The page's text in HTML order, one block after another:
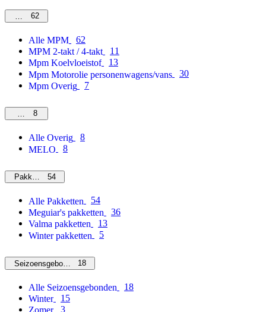
MPM62
Alle MPM
62
MPM 2-takt / 4-takt
11
Mpm Koelvloeistof
13
Mpm Motorolie personenwagens/vans
30
Mpm Overig
7
Overig
8
Alle Overig
8
MELO
8
Pakketten54
Alle Pakketten
54
Meguiar's pakketten
36
Valma pakketten
13
Winter pakketten
5
Seizoensgebonden18
Alle Seizoensgebonden
18
Winter
15
3